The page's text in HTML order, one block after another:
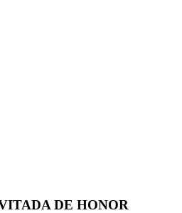
DE HONOR